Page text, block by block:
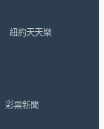
紐約天天樂
彩票新聞